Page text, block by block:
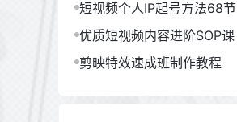
短视频个人IP起号方法68节
优质短视频内容进阶SOP课
剪映特效速成班制作教程